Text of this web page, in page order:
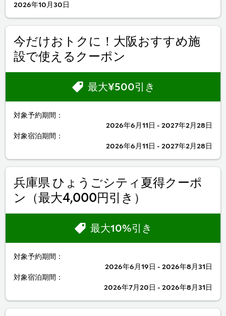
2026年10月30日
対象予約期間：
2026年6月11日 - 2027年2月28日
対象宿泊期間：
2026年6月11日 - 2027年2月28日
最大¥500引き
今だけおトクに！大阪おすすめ施
設で使えるクーポン
対象予約期間：
2026年6月19日 - 2026年8月31日
対象宿泊期間：
2026年7月20日 - 2026年8月31日
最大10%引き
兵庫県 ひょうごシティ夏得クーポ
ン（最大4,000円引き）